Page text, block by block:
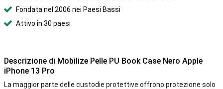
Fondata nel 2006 nei Paesi Bassi
Attivo in 30 paesi
Descrizione di Mobilize Pelle PU Book Case Nero Apple
iPhone 13 Pro
La maggior parte delle custodie protettive offrono protezione solo